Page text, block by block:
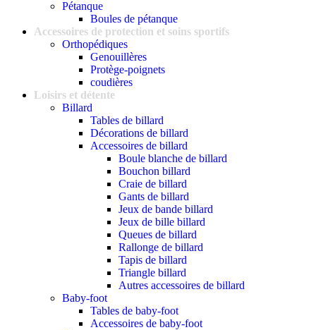
Pétanque
Boules de pétanque
Accessoires de protection et soins sportifs
Orthopédiques
Genouillères
Protège-poignets
coudières
Loisirs et détente
Billard
Tables de billard
Décorations de billard
Accessoires de billard
Boule blanche de billard
Bouchon billard
Craie de billard
Gants de billard
Jeux de bande billard
Jeux de bille billard
Queues de billard
Rallonge de billard
Tapis de billard
Triangle billard
Autres accessoires de billard
Baby-foot
Tables de baby-foot
Accessoires de baby-foot